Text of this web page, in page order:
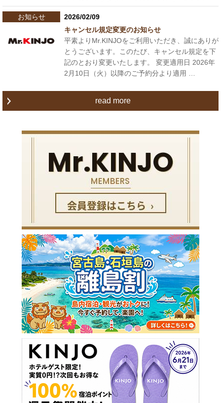
お知らせ
2026/02/09
キャンセル規定変更のお知らせ
平素よりMr.KINJOをご利用いただき、誠にありが
とうございます。このたび、キャンセル規定を下
記のとおり変更いたします。 変更適用日 2026年
2月10日（火）以降のご予約分より適用 …
read more